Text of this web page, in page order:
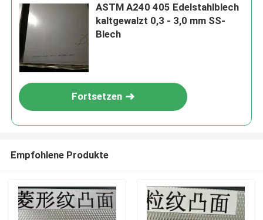
ASTM A240 405 Edelstahlblech
kaltgewalzt 0,3 - 3,0 mm SS-
Blech
Fortsetzen
Empfohlene Produkte